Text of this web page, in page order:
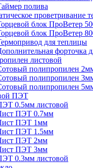
полива
проветривание
блок ПроВетер
блок ПроВетер
для теплицы
форточка
листовой
полипропилен
полипропилен
полипропилен
ПЭТ
0.5мм листовой
ПЭТ 0.7мм
ПЭТ 1мм
ПЭТ 1.5мм
ПЭТ 2мм
ПЭТ 3мм
0.3мм листовой